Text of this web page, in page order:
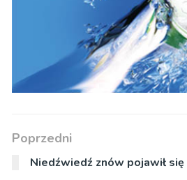
Poprzedni
Niedźwiedź znów pojawił się